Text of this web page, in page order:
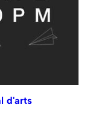
d'arts